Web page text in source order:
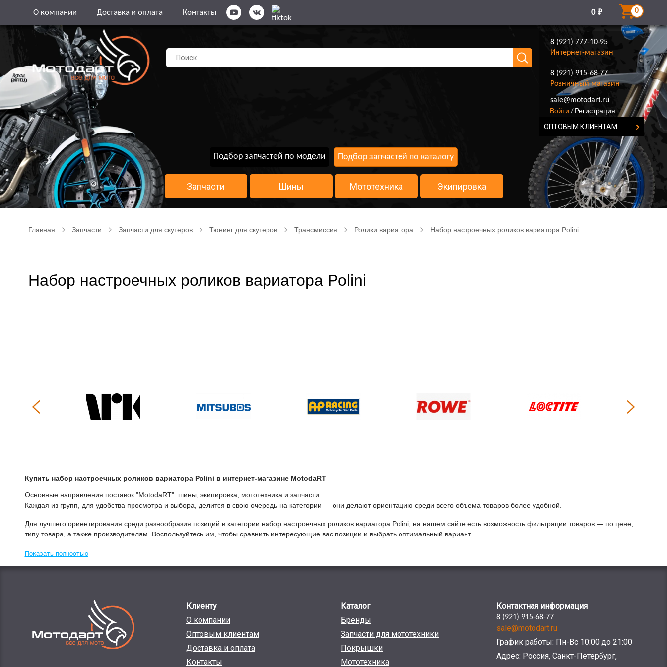
О компании Доставка и оплата Контакты 0 ₽ 0
8 (921) 777-10-95
Интернет-магазин
8 (921) 915-68-77
Розничный магазин
8 (921) 777-10-95
sale@motodart.ru
Войти / Регистрация
ОПТОВЫМ КЛИЕНТАМ
Подбор запчастей по модели Подбор запчастей по каталогу
Запчасти Шины Мототехника Экипировка
Главная Запчасти Запчасти для скутеров Тюнинг для скутеров Трансмиссия Ролики вариатора Набор настроечных роликов вариатора Polini
Набор настроечных роликов вариатора Polini
Купить Набор настроечных роликов вариатора Polini в интернет-магазине МоtodaRT
Основные направления поставок "МоtodaRT": шины, экипировка, мототехника и запчасти.
Каждая из групп, для удобства просмотра и выбора, делится в свою очередь на категории — они делают ориентацию среди всего объема товаров более удобной.
Для лучшего ориентирования среди разнообразия позиций в категории Набор настроечных роликов вариатора Polini, на нашем сайте есть возможность фильтрации товаров — по цене,
типу товара, а также производителям. Воспользуйтесь им, чтобы сравнить интересующие вас позиции и выбрать оптимальный вариант.
Показать полностью
Клиенту
О компании
Оптовым клиентам
Доставка и оплата
Контакты
Каталог
Бренды
Запчасти для мототехники
Покрышки
Мототехника
Контактная информация
8 (921) 915-68-77
sale@motodart.ru
График работы: Пн-Вс 10:00 до 21:00
Адрес: Россия, Санкт-Петербург,